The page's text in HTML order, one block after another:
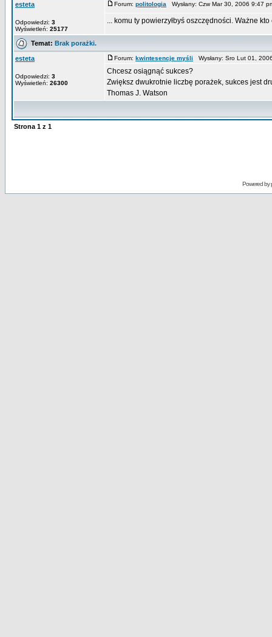
esteta
Odpowiedzi: 3
Wyświetleń: 25177
Forum: politologia Wysłany: Czw Mar 30, 2006 9:47
... komu ty powierzyłbyś oszczędności. Ważne
Temat: Brak porażki.
esteta
Odpowiedzi: 3
Wyświetleń: 26300
Forum: kwintesencje myśli Wysłany: Sro Lut 01,
Chcesz osiągnąć sukces?
Zwiększ dwukrotnie liczbę porażek, sukces jest
Thomas J. Watson
Strona 1 z 1
Powered by